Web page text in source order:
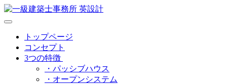
トップページ
コンセプト
3つの特徴
・パッシブハウス
・オープンシステム